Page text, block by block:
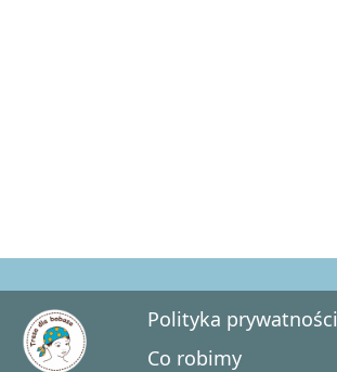
Polityka prywatności
Co robimy